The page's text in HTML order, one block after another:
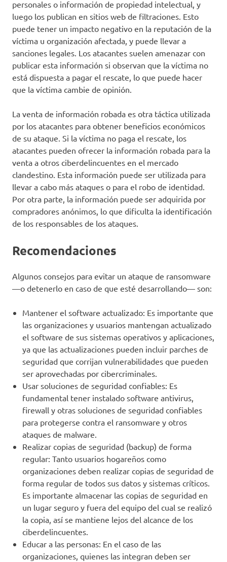
personales o información de propiedad intelectual, y
luego los publican en sitios web de filtraciones. Esto
puede tener un impacto negativo en la reputación de la
víctima u organización afectada, y puede llevar a
sanciones legales. Los atacantes suelen amenazar con
publicar esta información si observan que la víctima no
está dispuesta a pagar el rescate, lo que puede hacer
que la víctima cambie de opinión.
La venta de información robada es otra táctica utilizada
por los atacantes para obtener beneficios económicos
de su ataque. Si la víctima no paga el rescate, los
atacantes pueden ofrecer la información robada para la
venta a otros ciberdelincuentes en el mercado
clandestino. Esta información puede ser utilizada para
llevar a cabo más ataques o para el robo de identidad.
Por otra parte, la información puede ser adquirida por
compradores anónimos, lo que dificulta la identificación
de los responsables de los ataques.
Recomendaciones
Algunos consejos para evitar un ataque de ransomware
—o detenerlo en caso de que esté desarrollando— son:
Mantener el software actualizado: Es importante que
las organizaciones y usuarios mantengan actualizado
el software de sus sistemas operativos y aplicaciones,
ya que las actualizaciones pueden incluir parches de
seguridad que corrijan vulnerabilidades que pueden
ser aprovechadas por cibercriminales.
Usar soluciones de seguridad confiables: Es
fundamental tener instalado software antivirus,
firewall y otras soluciones de seguridad confiables
para protegerse contra el ransomware y otros
ataques de malware.
Realizar copias de seguridad (backup) de forma
regular: Tanto usuarios hogareños como
organizaciones deben realizar copias de seguridad de
forma regular de todos sus datos y sistemas críticos.
Es importante almacenar las copias de seguridad en
un lugar seguro y fuera del equipo del cual se realizó
la copia, así se mantiene lejos del alcance de los
ciberdelincuentes.
Educar a las personas: En el caso de las
organizaciones, quienes las integran deben ser